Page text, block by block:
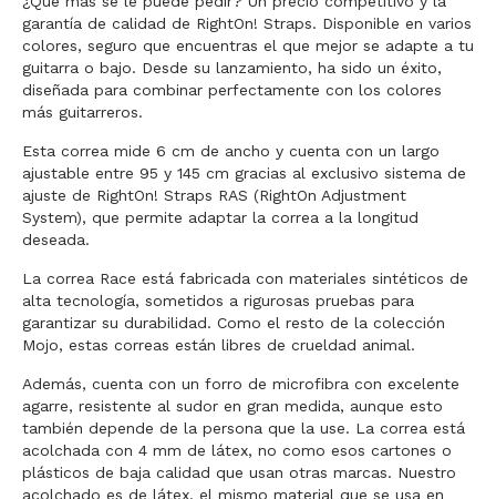
garantía de calidad de RightOn! Straps. Disponible en varios
colores, seguro que encuentras el que mejor se adapte a tu
guitarra o bajo. Desde su lanzamiento, ha sido un éxito,
diseñada para combinar perfectamente con los colores
más guitarreros.
Esta correa mide 6 cm de ancho y cuenta con un largo
ajustable entre 95 y 145 cm gracias al exclusivo sistema de
ajuste de RightOn! Straps RAS (RightOn Adjustment
System), que permite adaptar la correa a la longitud
deseada.
La correa Race está fabricada con materiales sintéticos de
alta tecnología, sometidos a rigurosas pruebas para
garantizar su durabilidad. Como el resto de la colección
Mojo, estas correas están libres de crueldad animal.
Además, cuenta con un forro de microfibra con excelente
agarre, resistente al sudor en gran medida, aunque esto
también depende de la persona que la use. La correa está
acolchada con 4 mm de látex, no como esos cartones o
plásticos de baja calidad que usan otras marcas. Nuestro
acolchado es de látex, el mismo material que se usa en